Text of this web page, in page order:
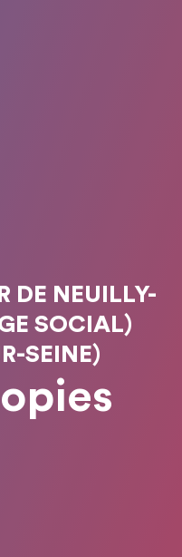
DE NEUILLY-
SOCIAL)
SEINE)